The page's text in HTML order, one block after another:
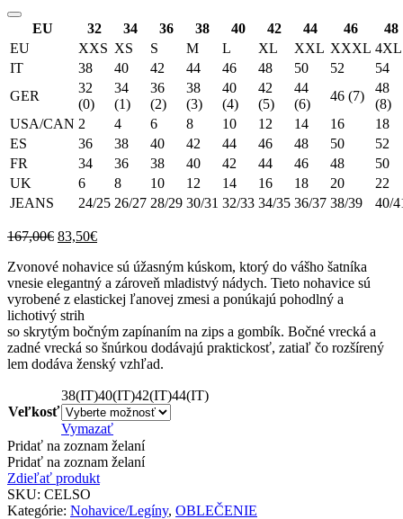
EU 32 34 36 38 40 42 44 46
48
EU
XXS XS S M L XL XXL XXXL 4XL
IT
38 40 42 44 46 48 50 52
54
GER
32
(0)
34
(1)
36
(2)
38
(3)
40
(4)
42
(5)
44
(6)
46 (7)
48
(8)
USA/CAN 2 4 6 8 10 12 14 16
18
ES
36 38 40 42 44 46 48 50
52
FR
34 36 38 40 42 44 46 48
50
UK
6 8 10 12 14 16 18 20
22
JEANS
24/25 26/27 28/29 30/31 32/33 34/35 36/37 38/39 40/
167,00€ Original
was:
167,00€.
83,50€Current
is:
83,50€.
Zvonové nohavice sú úžasným kúskom, ktorý do vášho šatníka
vnesie elegantný a zároveň mladistvý nádych. Tieto nohavice sú
vyrobené z elastickej ľanovej zmesi a ponúkajú pohodlný a
lichotivý strih
so skrytým bočným zapínaním na zips a gombík. Bočné vrecká a
zadné vrecká so šnúrkou dodávajú praktickosť, zatiaľ čo rozšírený
lem dodáva ženský vzhľad.
Veľkosť
38(IT)40(IT)42(IT)44(IT)
Vymazať
Pridať na zoznam želaní
Pridať na zoznam želaní
Zdieľať produkt
SKU: CELSO
Kategórie: Nohavice/Legíny, OBLEČENIE